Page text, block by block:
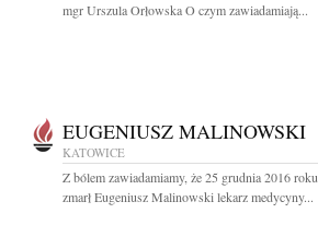
mgr Urszula Orłowska O czym zawiadamiają...
EUGENIUSZ MALINOWSKI
KATOWICE
Z bólem zawiadamiamy, że 25 grudnia 2016 roku
zmarł Eugeniusz Malinowski lekarz medycyny...